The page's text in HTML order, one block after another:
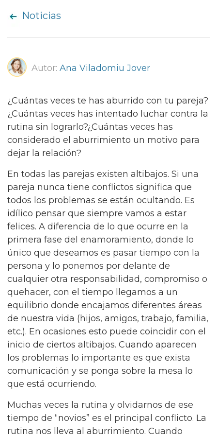
Noticias
Autor: Ana Viladomiu Jover
¿Cuántas veces te has aburrido con tu pareja?
¿Cuántas veces has intentado luchar contra la
rutina sin lograrlo?¿Cuántas veces has
considerado el aburrimiento un motivo para
dejar la relación?
En todas las parejas existen altibajos. Si una
pareja nunca tiene conflictos significa que
todos los problemas se están ocultando. Es
idílico pensar que siempre vamos a estar
felices. A diferencia de lo que ocurre en la
primera fase del enamoramiento, donde lo
único que deseamos es pasar tiempo con la
persona y lo ponemos por delante de
cualquier otra responsabilidad, compromiso o
quehacer, con el tiempo llegamos a un
equilibrio donde encajamos diferentes áreas
de nuestra vida (hijos, amigos, trabajo, familia,
etc.). En ocasiones esto puede coincidir con el
inicio de ciertos altibajos. Cuando aparecen
los problemas lo importante es que exista
comunicación y se ponga sobre la mesa lo
que está ocurriendo.
Muchas veces la rutina y olvidarnos de ese
tiempo de “novios” es el principal conflicto. La
rutina nos lleva al aburrimiento. Cuando